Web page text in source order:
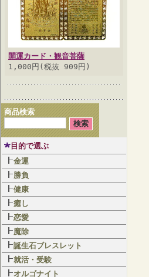
開運カード・観音菩薩
1,000円(税抜 909円)
商品検索
目的で選ぶ
金運
勝負
健康
癒し
恋愛
魔除
誕生石ブレスレット
就活・受験
オルゴナイト